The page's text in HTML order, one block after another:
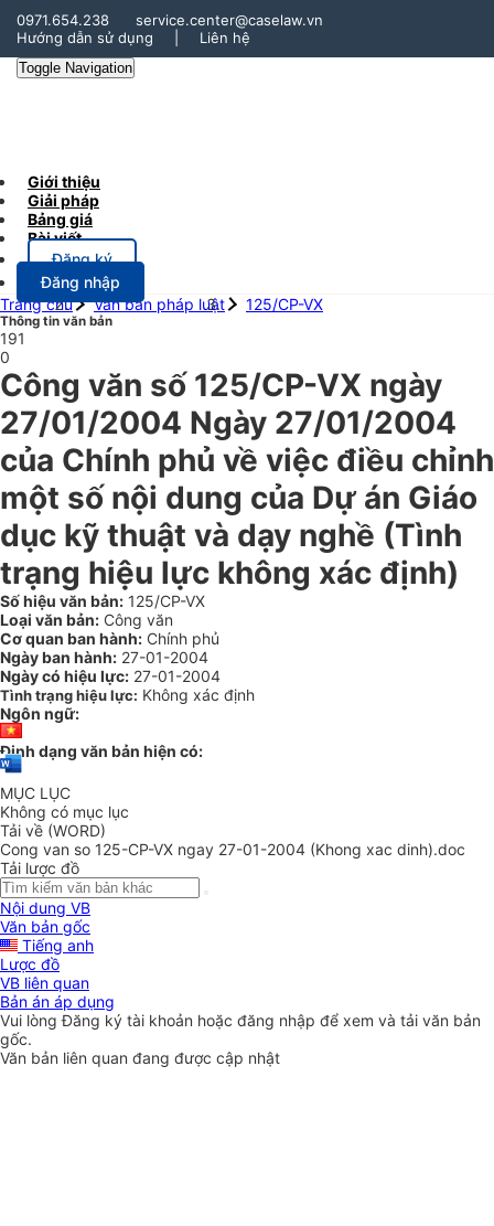
0971.654.238
service.center@caselaw.vn
Hướng dẫn sử dụng
Liên hệ
Toggle Navigation
Giới thiệu
Giải pháp
Bảng giá
Bài viết
Đăng ký
Đăng nhập
Trang chủ
Văn bản pháp luật 125/CP-VX
Thông tin văn bản
191
0
Công văn số 125/CP-VX ngày
27/01/2004 Ngày 27/01/2004
của Chính phủ về việc điều chỉnh
một số nội dung của Dự án Giáo
dục kỹ thuật và dạy nghề (Tình
trạng hiệu lực không xác định)
Số hiệu văn bản: 125/CP-VX
Loại văn bản: Công văn
Cơ quan ban hành: Chính phủ
Ngày ban hành: 27-01-2004
Ngày có hiệu lực: 27-01-2004
Tình trạng hiệu lực: Không xác định
Ngôn ngữ:
Định dạng văn bản hiện có:
MỤC LỤC
Không có mục lục
Tải về (WORD)
Cong van so 125-CP-VX ngay 27-01-2004 (Khong xac dinh).doc
Tải lược đồ
Nội dung VB
Văn bản gốc
Tiếng anh
Lược đồ
VB liên quan
Bản án áp dụng
Vui lòngĐăng ký tài khoản hoặc đăng nhập để xem và tải văn bản
gốc.
Văn bản liên quan đang được cập nhật